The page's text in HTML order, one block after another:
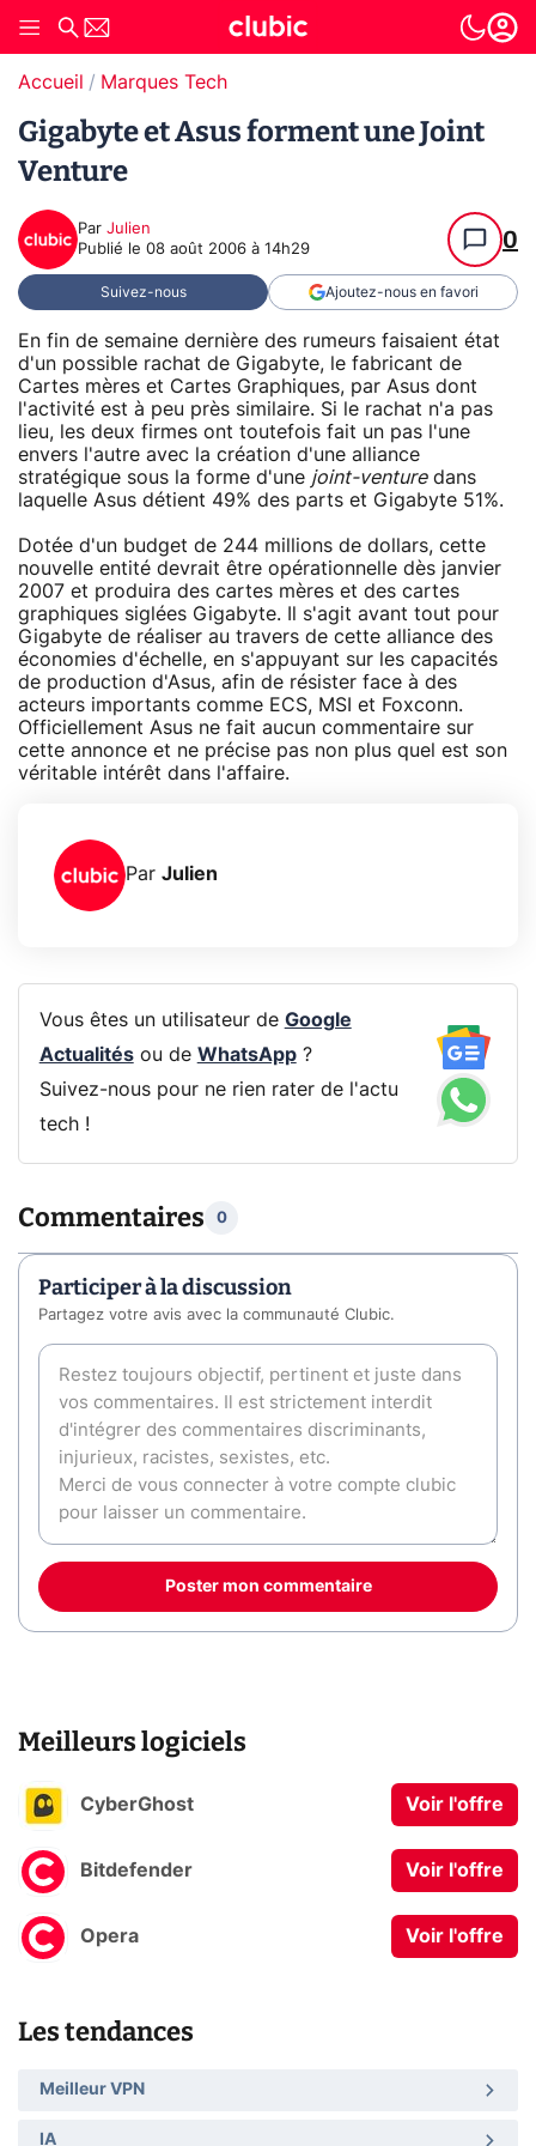
Accueil Marques Tech
Gigabyte et Asus forment une Joint
Venture
Par Julien
Publié le 08 août 2006 à 14h29 0
Suivez-nous Ajoutez-nous en favori
En fin de semaine dernière des rumeurs faisaient état
d'un possible rachat de Gigabyte, le fabricant de
Cartes mères et Cartes Graphiques, par Asus dont
l'activité est à peu près similaire. Si le rachat n'a pas
lieu, les deux firmes ont toutefois fait un pas l'une
envers l'autre avec la création d'une alliance
stratégique sous la forme d'une joint-venturedans
laquelle Asus détient 49% des parts et Gigabyte 51%.
Dotée d'un budget de 244 millions de dollars, cette
nouvelle entité devrait être opérationnelle dès janvier
2007 et produira des cartes mères et des cartes
graphiques siglées Gigabyte. Il s'agit avant tout pour
Gigabyte de réaliser au travers de cette alliance des
économies d'échelle, en s'appuyant sur les capacités
de production d'Asus, afin de résister face à des
acteurs importants comme ECS, MSI et Foxconn.
Officiellement Asus ne fait aucun commentaire sur
cette annonce et ne précise pas non plus quel est son
véritable intérêt dans l'affaire.
Par Julien
Vous êtes un utilisateur de Google
Actualitésou de WhatsApp?
Suivez-nous pour ne rien rater de l'actu
tech !
Commentaires 0
Participer à la discussion
Partagez votre avis avec la communauté Clubic.
Poster mon commentaire
Meilleurs logiciels
CyberGhost Voir l'offre
Bitdefender Voir l'offre
Opera Voir l'offre
Les tendances
Meilleur VPN
IA